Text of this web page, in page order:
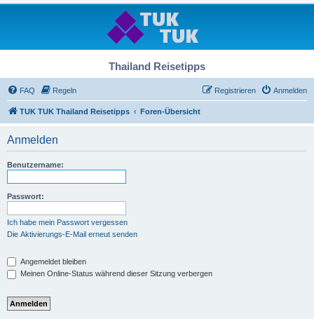
Thailand Reisetipps
FAQ Regeln Anmelden
Registrieren
TUK TUK Thailand Reisetipps Foren-Übersicht
Anmelden
Benutzername:
Passwort:
Ich habe mein Passwort vergessen
Die Aktivierungs-E-Mail erneut senden
Angemeldet bleiben
Meinen Online-Status während dieser Sitzung verbergen